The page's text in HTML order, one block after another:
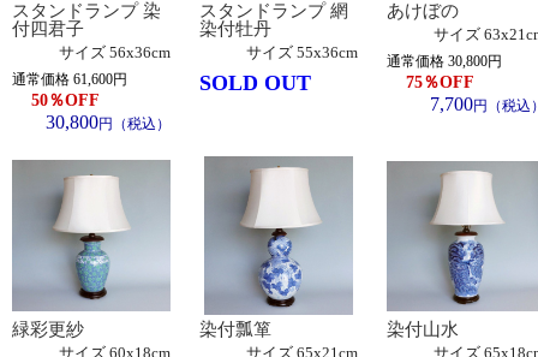
スタンドランプ 染
付四君子
サイズ 56x36cm
通常価格 61,600円
50％OFF
30,800円（税込）
スタンドランプ 網
染付牡丹
サイズ 55x36cm
SOLD OUT
あけぼの
サイズ
通常価格 30,800円
75％OFF
7,700円（税込
緑彩更紗
サイズ 60x18cm
染付瓢箪
サイズ 65x21cm
染付山水
サイズ